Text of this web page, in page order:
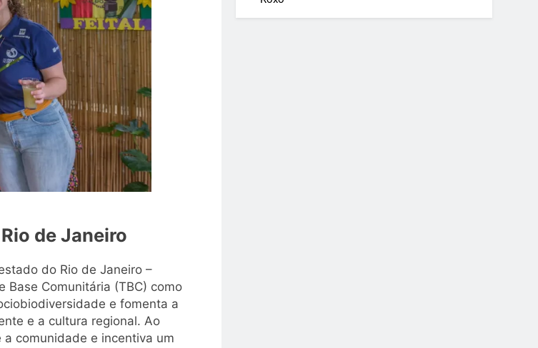
de Janeiro
do Rio de Janeiro –
Base Comunitária (TBC) como
e fomenta a
e a cultura regional. Ao
comunidade e incentiva um